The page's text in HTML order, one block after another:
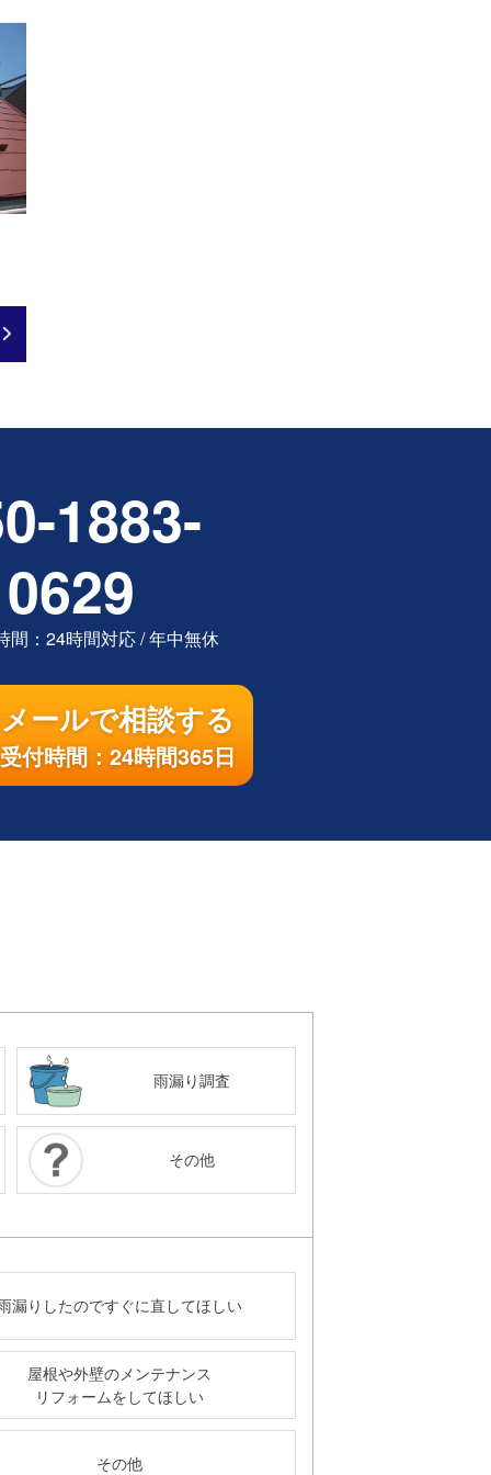
1883-
0629
間：24時間対応/年中無休
メールで相談する
受付時間：24時間365日
雨漏り調査
その他
漏りしたのですぐに直してほしい
屋根や外壁のメンテナンス
リフォームをしてほしい
その他